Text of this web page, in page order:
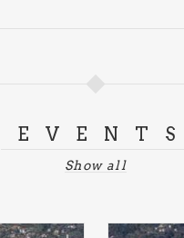
EVENTS
Show all